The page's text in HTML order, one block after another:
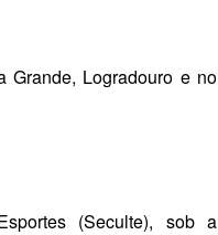
Grande, Logradouro e no
(Seculte), sob a